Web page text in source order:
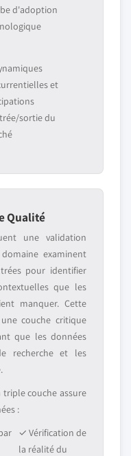
d'adoption
et
sortie du
Qualité
une validation
examinent
pour identifier
que les
manquer. Cette
couche critique
que les données
recherche et les
couche assure
:
✓ Vérification de
la réalité du